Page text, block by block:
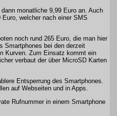
monatliche 9,99 Euro an. Auch
welcher nach einer SMS
noch rund 265 Euro, die man hier
Smartphones bei den derzeit
Kurven. Zum Einsatz kommt ein
verbaut der über MicroSD Karten
Entsperrung des Smartphones.
auf Webseiten und in Apps.
Rufnummer in einem Smartphone